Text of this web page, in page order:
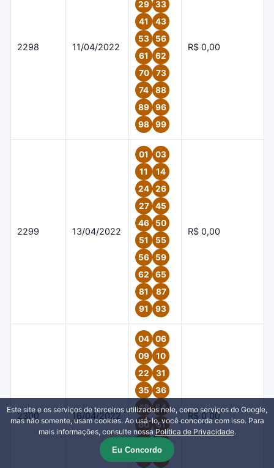
2298 11/04/2022
29
33
41
43
53
56
61
62
70
73
74
88
89
96
98
99
R$ 0,00
2299 13/04/2022
01
03
11
14
24
26
27
45
46
50
51
55
56
59
62
65
81
87
91
93
R$ 0,00
2300 16/04/2022
04
06
09
10
22
31
35
36
48
54
60
61
R$ 0,00
Este site e os serviços de terceiros utilizados nele, como serviços do Google,
mas não somente, usam cookies. Ao usá-lo, você concorda com isso. Para
mais informações, consulte nossaPolítica de Privacidade.
Eu Concordo